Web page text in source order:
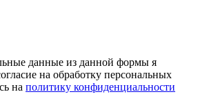
данные из данной формы я
на обработку персональных
на политику конфиденциальности